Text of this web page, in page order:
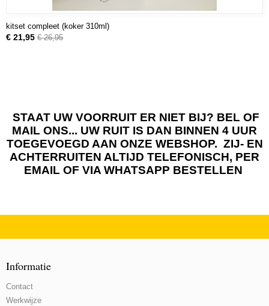
kitset compleet (koker 310ml)
€ 21,95 € 26,95
STAAT UW VOORRUIT ER NIET BIJ? BEL OF
MAIL ONS... UW RUIT IS DAN BINNEN 4 UUR
TOEGEVOEGD AAN ONZE WEBSHOP. ZIJ- EN
ACHTERRUITEN ALTIJD TELEFONISCH, PER
EMAIL OF VIA WHATSAPP BESTELLEN
Informatie
Contact
Werkwijze